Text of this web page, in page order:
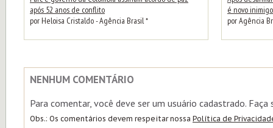
após 52 anos de conflito
por Heloisa Cristaldo - Agência Brasil *
é novo
por Agência
NENHUM COMENTÁRIO
Para comentar, você deve ser um usuário cadastrado. Faça
Obs.: Os comentários devem respeitar nossa Política de